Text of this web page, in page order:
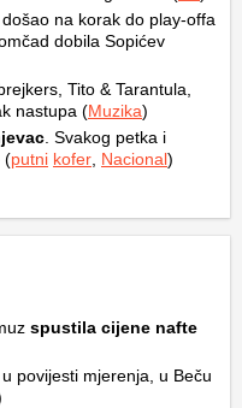
došao na korak do play-offa
dobila Sopićev
Tito & Tarantula,
nastupa (Muzika)
. Svakog petka i
(putni kofer Nacional)
spustila cijene nafte
povijesti mjerenja, u Beču